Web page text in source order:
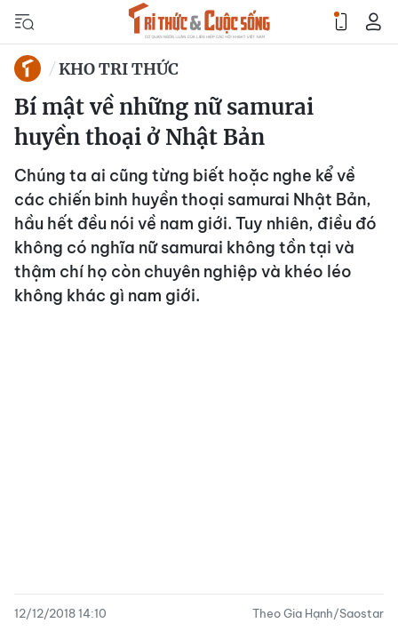
KHO TRI THỨC
Bí mật về những nữ samurai
huyền thoại ở Nhật Bản
Chúng ta ai cũng từng biết hoặc nghe kể về
các chiến binh huyền thoại samurai Nhật Bản,
hầu hết đều nói về nam giới. Tuy nhiên, điều đó
không có nghĩa nữ samurai không tồn tại và
thậm chí họ còn chuyên nghiệp và khéo léo
không khác gì nam giới.
12/12/2018 14:10 Theo Gia Hạnh/Saostar